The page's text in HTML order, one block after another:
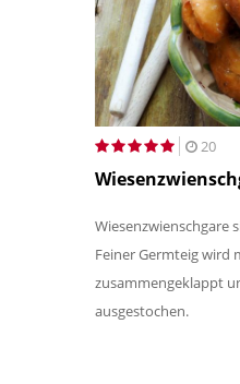
20
Wiesenzwienschgare
Feiner Germteig wird
zusammengeklappt
ausgestochen.